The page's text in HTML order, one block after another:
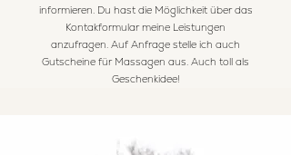
informieren. Du hast die Möglichkeit über das
Kontakformular meine Leistungen
anzufragen. Auf Anfrage stelle ich auch
Gutscheine für Massagen aus. Auch toll als
Geschenkidee!